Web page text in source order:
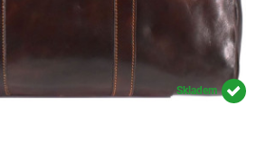
Skladem